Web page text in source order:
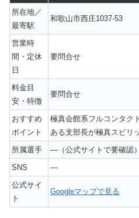
所在地／
最寄駅
和歌山市西庄1037-53
営業時
間・定休
日
要問合せ
料金目
安・特徴
要問合せ
おすすめ
ポイント
極真会館系フルコンタク
ある支部長が極真スピリ
所属選手
—（公式サイトで要確認）
SNS
—
公式サイ
ト
Googleマップで見る